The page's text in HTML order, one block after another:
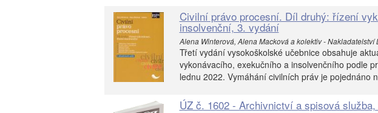
Civilní právo procesní. Díl druhý: řízení
insolvenční, 3. vydání
Alena Winterová, Alena Macková a kolektiv - Nakladatelství
Třetí vydání vysokoškolské učebnice obsahuje
vykonávacího, exekučního a insolvenčního podle
lednu 2022. Vymáhání civilních práv je pojednáno
ÚZ č. 1602 - Archivnictví a spisová